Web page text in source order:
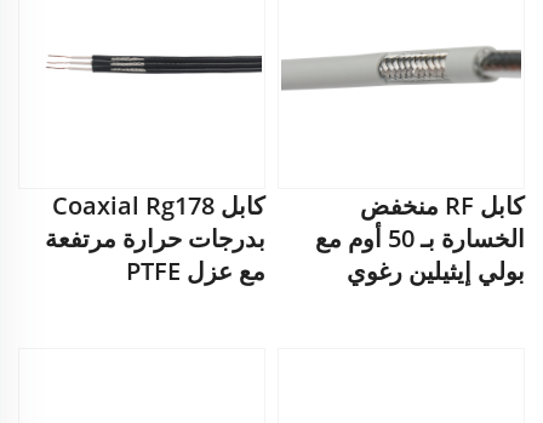
كابل RF منخفض
الخسارة بـ 50 أوم مع
بولي إيثيلين رغوي
كابل Coaxial Rg178
بدرجات حرارة مرتفعة
مع عزل PTFE